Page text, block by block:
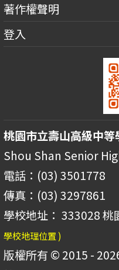
著作權聲明
登入
桃園市立壽山高級中等
Shou Shan Senior
電話：(03) 3501778
傳真：(03) 3297861
學校地址： 333028 桃
學校地理位置 )
版權所有 © 2015 -